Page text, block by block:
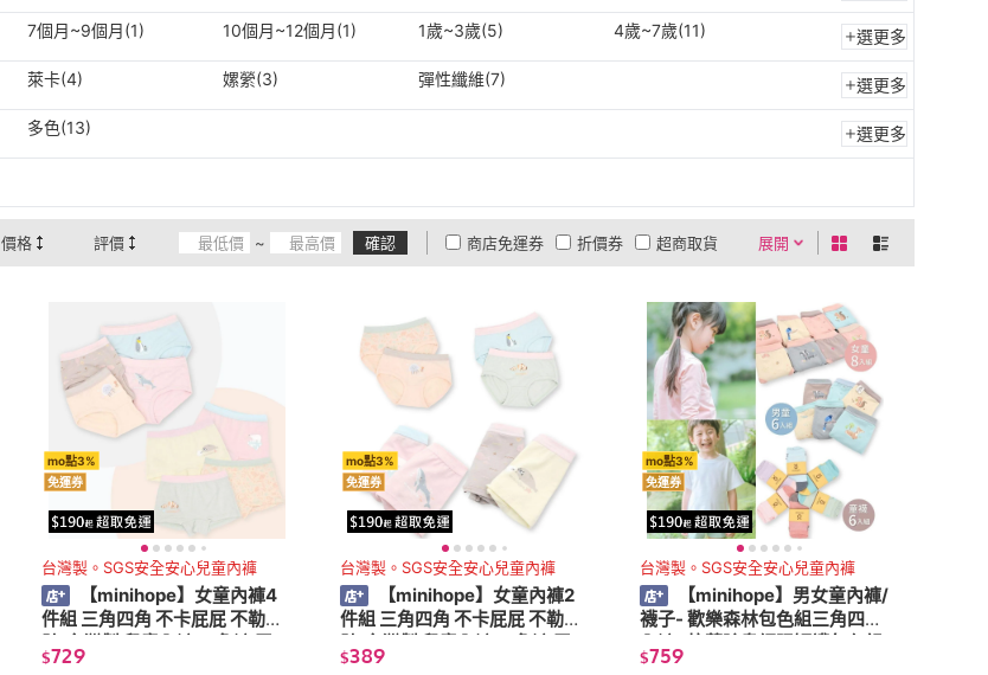
7個月~9個月(1) 10個月~12個月(1) 1歲~3歲(5) 4歲~7歲(11) 選更多
萊卡(4) 嫘縈(3) 彈性纖維(7) 選更多
多色(13) 選更多
價格 評價 ~ 確認 展開
折價券
有影片
商品有量
超商取貨
商店免運券
0利率
4
及以上
2
及以上
mo點3%
免運券
台灣製。SGS安全安心兒童內褲
【minihope】女童內褲4
件組 三角四角 不卡屁屁 不勒肚
肚(台灣製 兒童內褲 三角褲 平口
褲)
$729
mo點3%
免運券
台灣製。SGS安全安心兒童內褲
【minihope】女童內褲2
件組 三角四角 不卡屁屁 不勒肚
肚(台灣製 兒童內褲 三角褲 平口
褲)
$389
mo點3%
免運券
台灣製。SGS安全安心兒童內褲
【minihope】男女童內褲/
襪子- 歡樂森林包色組三角四角
內褲&抗菌除臭網眼短襪包色組
襪子 透氣不勒腳 (台灣製 兒童内
$759